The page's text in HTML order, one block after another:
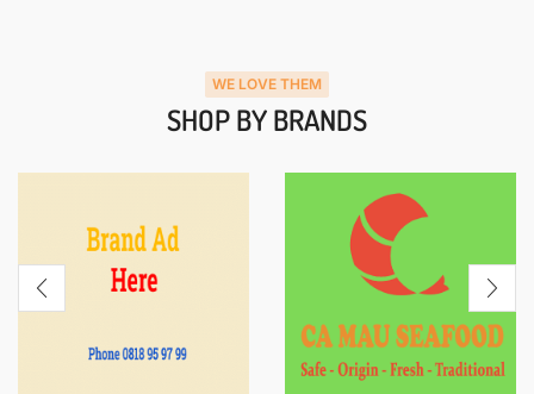
WE LOVE THEM
SHOP BY BRANDS